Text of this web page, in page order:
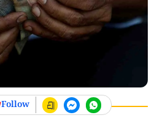
Follow